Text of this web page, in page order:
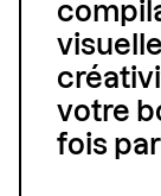
votre
fois